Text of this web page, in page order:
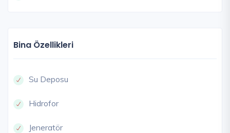
Bina Özellikleri
Su Deposu
Hidrofor
Jeneratör